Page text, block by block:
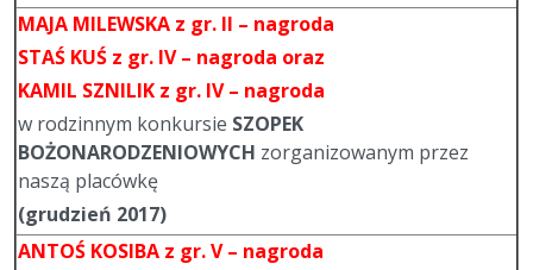
MAJA MILEWSKA z gr. II – nagroda
STAŚ KUŚ z gr. IV – nagroda oraz
KAMIL SZNILIK z gr. IV – nagroda
w rodzinnym konkursie SZOPEK
BOŻONARODZENIOWYCH zorganizowanym przez
naszą placówkę
(grudzień 2017)
ANTOŚ KOSIBA z gr. V – nagroda